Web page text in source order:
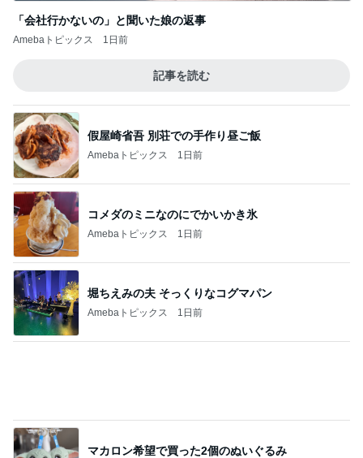
「会社行かないの」と聞いた娘の返事
Amebaトピックス 1日前
記事を読む
假屋崎省吾 別荘での手作り昼ご飯
Amebaトピックス 1日前
コメダのミニなのにでかいかき氷
Amebaトピックス 1日前
堀ちえみの夫 そっくりなコグマパン
Amebaトピックス 1日前
マカロン希望で買った2個のぬいぐるみ